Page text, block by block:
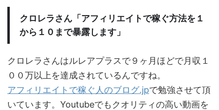
クロレラさん「アフィリエイトで稼ぐ方法を１
から１０まで暴露します」
クロレラさんはルレアプラスで９ヶ月ほどで月収１
００万以上を達成されているんですね。
アフィリエイトで稼ぐ人のブログ.jpで勉強させて頂
いています。Youtubeでもクオリティの高い動画を